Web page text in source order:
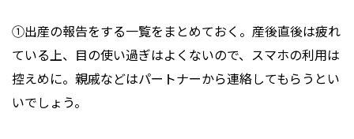
①出産の報告をする一覧をまとめておく。産後直後は疲れ
ている上、目の使い過ぎはよくないので、スマホの利用は
控えめに。親戚などはパートナーから連絡してもらうとい
いでしょう。